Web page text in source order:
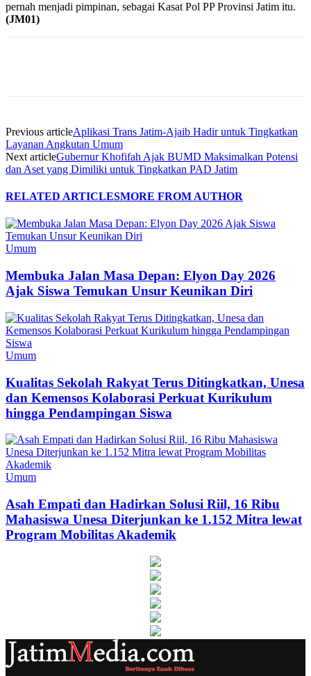
pernah menjadi pimpinan, sebagai Kasat Pol PP Provinsi Jatim itu.
(JM01)
Previous articleAplikasi Trans Jatim-Ajaib Hadir untuk Tingkatkan
Layanan Angkutan Umum
Next articleGubernur Khofifah Ajak BUMD Maksimalkan Potensi
dan Aset yang Dimiliki untuk Tingkatkan PAD Jatim
RELATED ARTICLESMORE FROM AUTHOR
Umum
Membuka Jalan Masa Depan: Elyon Day 2026
Ajak Siswa Temukan Unsur Keunikan Diri
Umum
Kualitas Sekolah Rakyat Terus Ditingkatkan, Unesa
dan Kemensos Kolaborasi Perkuat Kurikulum
hingga Pendampingan Siswa
Umum
Asah Empati dan Hadirkan Solusi Riil, 16 Ribu
Mahasiswa Unesa Diterjunkan ke 1.152 Mitra lewat
Program Mobilitas Akademik